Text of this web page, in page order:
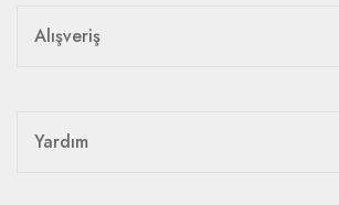
Alışveriş
Yardım